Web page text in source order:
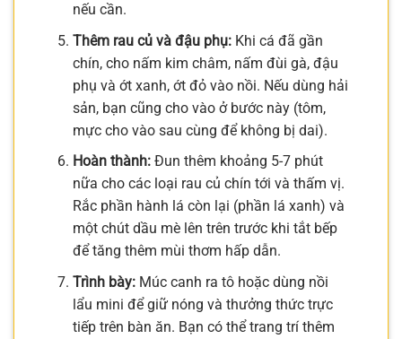
nếu cần.
Thêm rau củ và đậu phụ:Khi cá đã gần
chín, cho nấm kim châm, nấm đùi gà, đậu
phụ và ớt xanh, ớt đỏ vào nồi. Nếu dùng hải
sản, bạn cũng cho vào ở bước này (tôm,
mực cho vào sau cùng để không bị dai).
Hoàn thành:Đun thêm khoảng 5-7 phút
nữa cho các loại rau củ chín tới và thấm vị.
Rắc phần hành lá còn lại (phần lá xanh) và
một chút dầu mè lên trên trước khi tắt bếp
để tăng thêm mùi thơm hấp dẫn.
Trình bày:Múc canh ra tô hoặc dùng nồi
lẩu mini để giữ nóng và thưởng thức trực
tiếp trên bàn ăn. Bạn có thể trang trí thêm